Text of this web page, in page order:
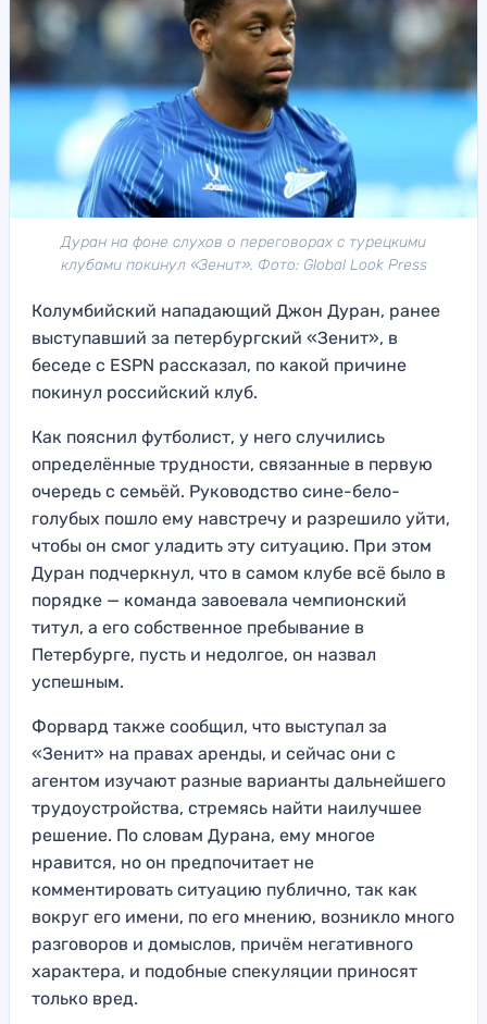
Дуран на фоне слухов о переговорах с турецкими
клубами покинул «Зенит». Фото: Global Look Press
Колумбийский нападающий Джон Дуран, ранее
выступавший за петербургский «Зенит», в
беседе с ESPN рассказал, по какой причине
покинул российский клуб.
Как пояснил футболист, у него случились
определённые трудности, связанные в первую
очередь с семьёй. Руководство сине-бело-
голубых пошло ему навстречу и разрешило уйти,
чтобы он смог уладить эту ситуацию. При этом
Дуран подчеркнул, что в самом клубе всё было в
порядке — команда завоевала чемпионский
титул, а его собственное пребывание в
Петербурге, пусть и недолгое, он назвал
успешным.
Форвард также сообщил, что выступал за
«Зенит» на правах аренды, и сейчас они с
агентом изучают разные варианты дальнейшего
трудоустройства, стремясь найти наилучшее
решение. По словам Дурана, ему многое
нравится, но он предпочитает не
комментировать ситуацию публично, так как
вокруг его имени, по его мнению, возникло много
разговоров и домыслов, причём негативного
характера, и подобные спекуляции приносят
только вред.